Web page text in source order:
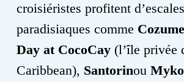
croisiéristes profitent d’escales
paradisiaques comme
Day at CocoCay (l’île privée
Caribbean), Santorinou